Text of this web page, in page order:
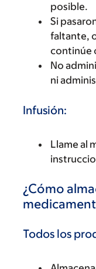
posible.
Si
faltante,
continúe
No
ni
Infusión:
Llame al
¿Cómo
Todos los